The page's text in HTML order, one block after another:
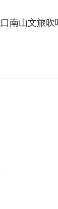
南山文旅